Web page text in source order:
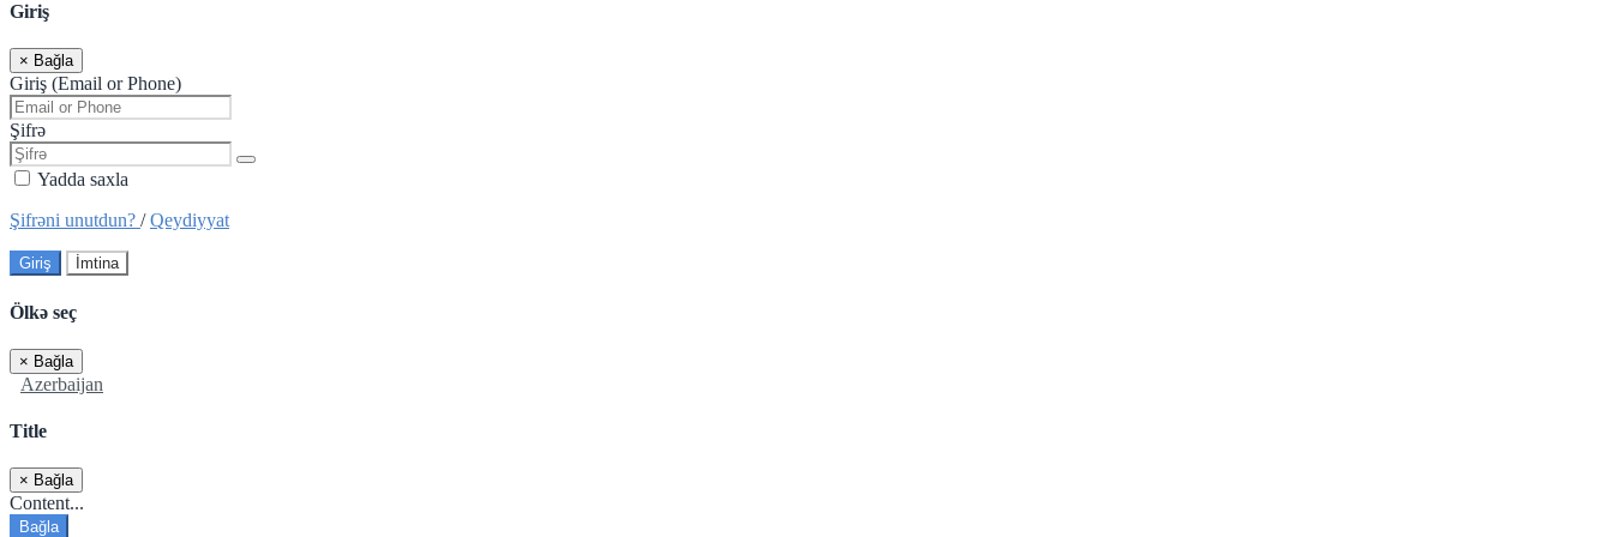
Giriş
× Bağla
Giriş (Email or Phone)
Şifrə
Yadda saxla
Şifrəni unutdun? /Qeydiyyat
Giriş İmtina
Ölkə seç
× Bağla
Azerbaijan
Title
× Bağla
Content...
Bağla